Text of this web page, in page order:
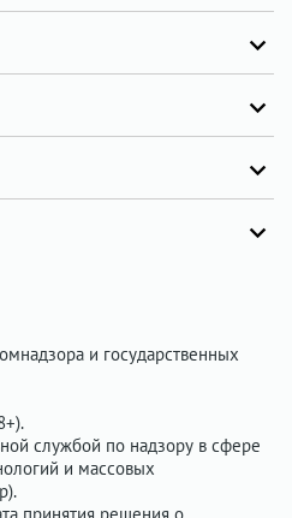
и государственных
службой по надзору в сфере
и массовых